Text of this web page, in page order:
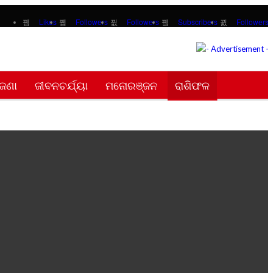
Likes Followers Followers Subscribers Followers
ଜୀବନଚର୍ଯ୍ୟା ମନୋରଞ୍ଜନ ରାଶିଫଳ